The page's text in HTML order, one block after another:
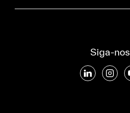
Subscreva a nossa Newsletter
Siga-nos